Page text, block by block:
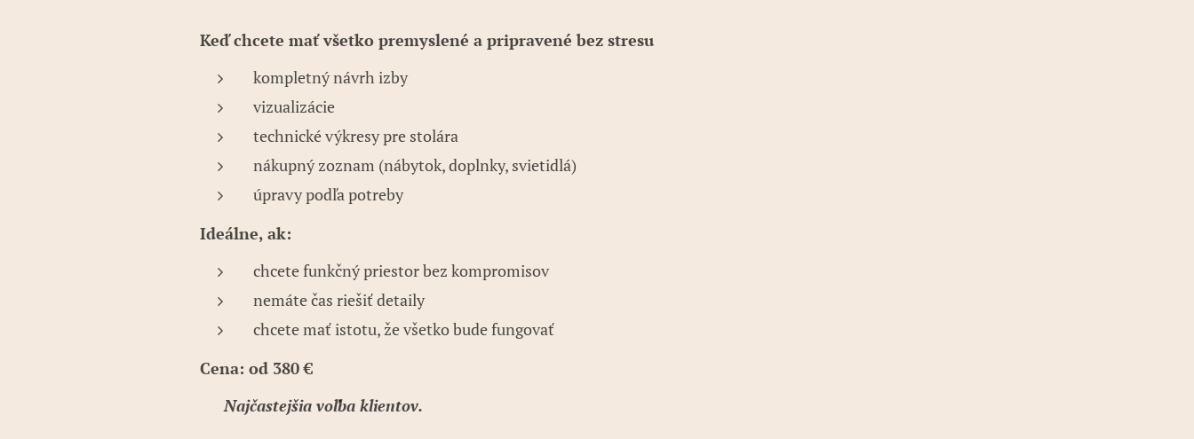
Keď chcete mať všetko premyslené a pripravené bez stresu
kompletný návrh izby
vizualizácie
technické výkresy pre stolára
nákupný zoznam (nábytok, doplnky, svietidlá)
úpravy podľa potreby
Ideálne, ak:
chcete funkčný priestor bez kompromisov
nemáte čas riešiť detaily
chcete mať istotu, že všetko bude fungovať
Cena: od 380 €
👍 Najčastejšia voľba klientov.